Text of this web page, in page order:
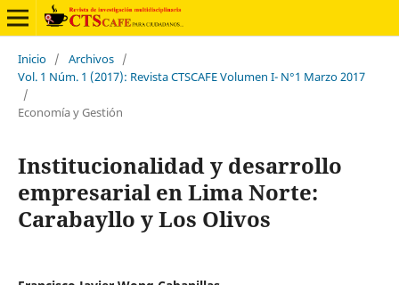
Inicio / Archivos /
Vol. 1 Núm. 1 (2017): Revista CTSCAFE Volumen I- N°1 Marzo 2017
/
Economía y Gestión
Institucionalidad y desarrollo
empresarial en Lima Norte:
Carabayllo y Los Olivos